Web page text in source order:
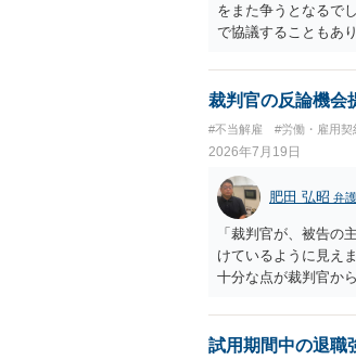
をまた争うとなるで
で協議することもあ
裁判官の反論機会
#不当解雇 #労働・雇用契
2026年7月19日
肥田 弘昭 弁
「裁判官が、被告の
けているように見え
十分な点が裁判官か
試用期間中の退職